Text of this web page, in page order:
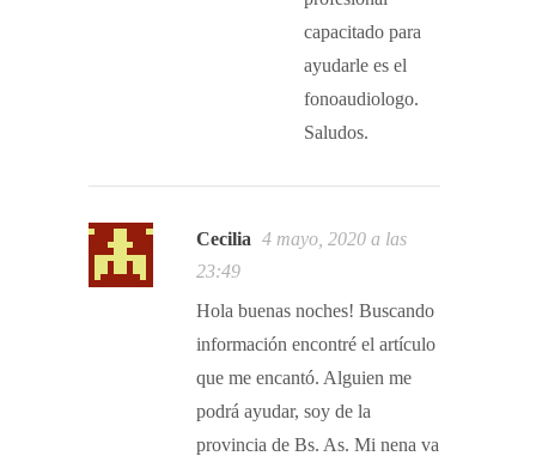
capacitado para
ayudarle es el
fonoaudiologo.
Saludos.
Cecilia 4 mayo, 2020 a las
23:49
Hola buenas noches! Buscando
información encontré el artículo
que me encantó. Alguien me
podrá ayudar, soy de la
provincia de Bs. As. Mi nena va